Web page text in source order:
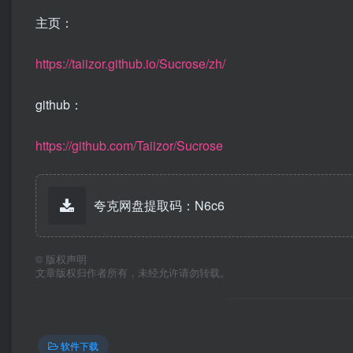
主页：
https://taiizor.github.io/Sucrose/zh/
github：
https://github.com/Taiizor/Sucrose
夸克网盘提取码：N6c6
© 版权声明
文章版权归作者所有，未经允许请勿转载。
软件下载